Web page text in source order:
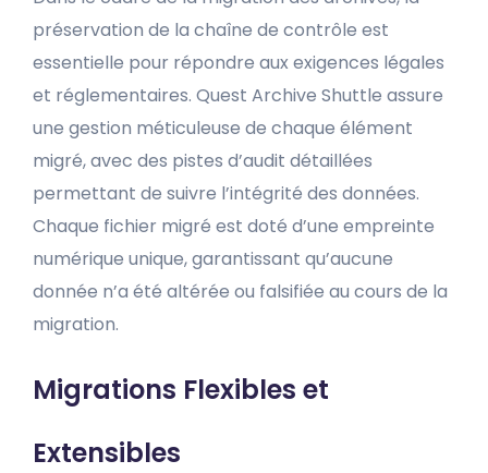
préservation de la chaîne de contrôle est
essentielle pour répondre aux exigences légales
et réglementaires. Quest Archive Shuttle assure
une gestion méticuleuse de chaque élément
migré, avec des pistes d’audit détaillées
permettant de suivre l’intégrité des données.
Chaque fichier migré est doté d’une empreinte
numérique unique, garantissant qu’aucune
donnée n’a été altérée ou falsifiée au cours de la
migration.
Migrations Flexibles et
Extensibles